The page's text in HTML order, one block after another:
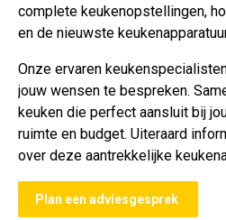
complete keukenopstellingen,
en de nieuwste
Onze ervaren
jouw wensen te bespreken.
keuken die perfect aansluit bij
ruimte en budget. Uiteraard
over deze aantrekkelijke
Plan een adviesgesprek